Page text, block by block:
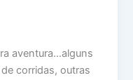
aventura…alguns
corridas, outras